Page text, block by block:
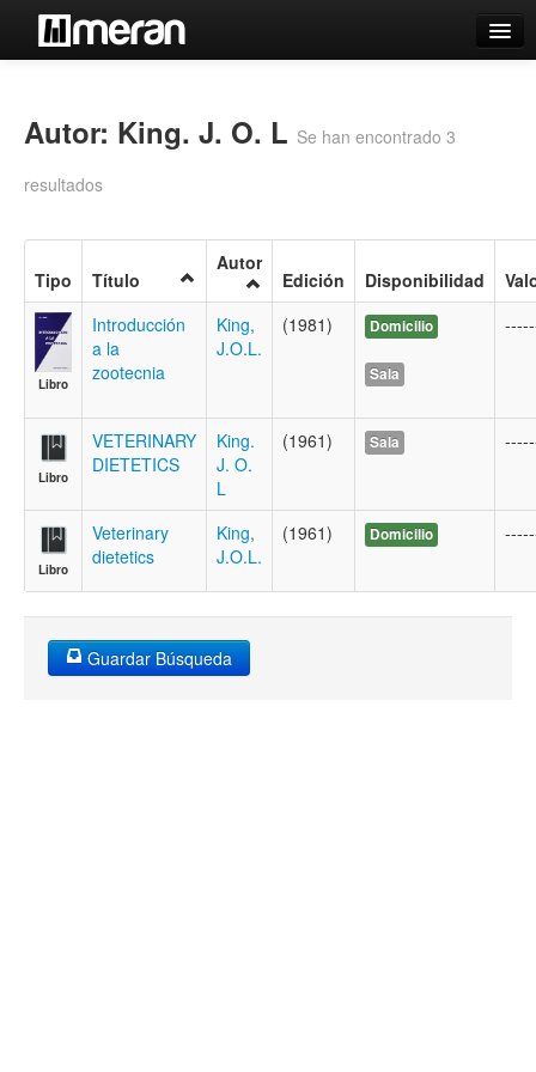
Búsqueda Avanzada
Contacto
Iniciar sesión
Autor: King. J. O. L Se han encontrado 3
resultados
Tipo Título
Autor
Edición Disponibilidad
Libro
Introducción
a la
zootecnia
King,
J.O.L.
(1981) Domicilio
Sala
Libro
VETERINARY
DIETETICS
King.
J. O.
L
(1961) Sala
Libro
Veterinary
dietetics
King,
J.O.L.
(1961) Domicilio
Guardar Búsqueda